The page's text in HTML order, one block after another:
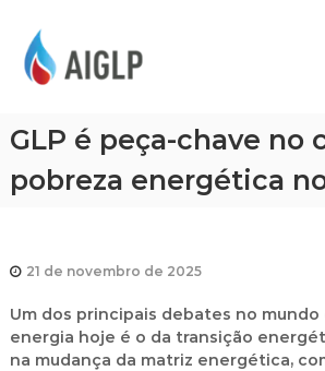
P
GLP é peça-chave no
pobreza energética
21 de novembro de 2025
Um dos principais debates no
energia hoje é o da transição
na mudança da matriz energética,